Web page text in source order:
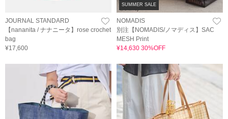
JOURNAL STANDARD
【nananita / ナナニータ】rose crochet
bag
¥17,600
SUMMER SALE
NOMADIS
別注【NOMADIS/ノマディス】SAC
MESH Print
¥14,630 30%OFF